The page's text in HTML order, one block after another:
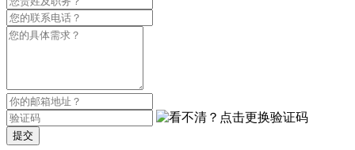
提交